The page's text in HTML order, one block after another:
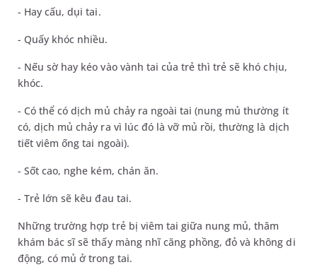
- Hay cấu, dụi tai.
- Quấy khóc nhiều.
- Nếu sờ hay kéo vào vành tai của trẻ thì trẻ sẽ khó chịu,
khóc.
- Có thể có dịch mủ chảy ra ngoài tai (nung mủ thường ít
có, dịch mủ chảy ra vì lúc đó là vỡ mủ rồi, thường là dịch
tiết viêm ống tai ngoài).
- Sốt cao, nghe kém, chán ăn.
- Trẻ lớn sẽ kêu đau tai.
Những trường hợp trẻ bị viêm tai giữa nung mủ, thăm
khám bác sĩ sẽ thấy màng nhĩ căng phồng, đỏ và không di
động, có mủ ở trong tai.